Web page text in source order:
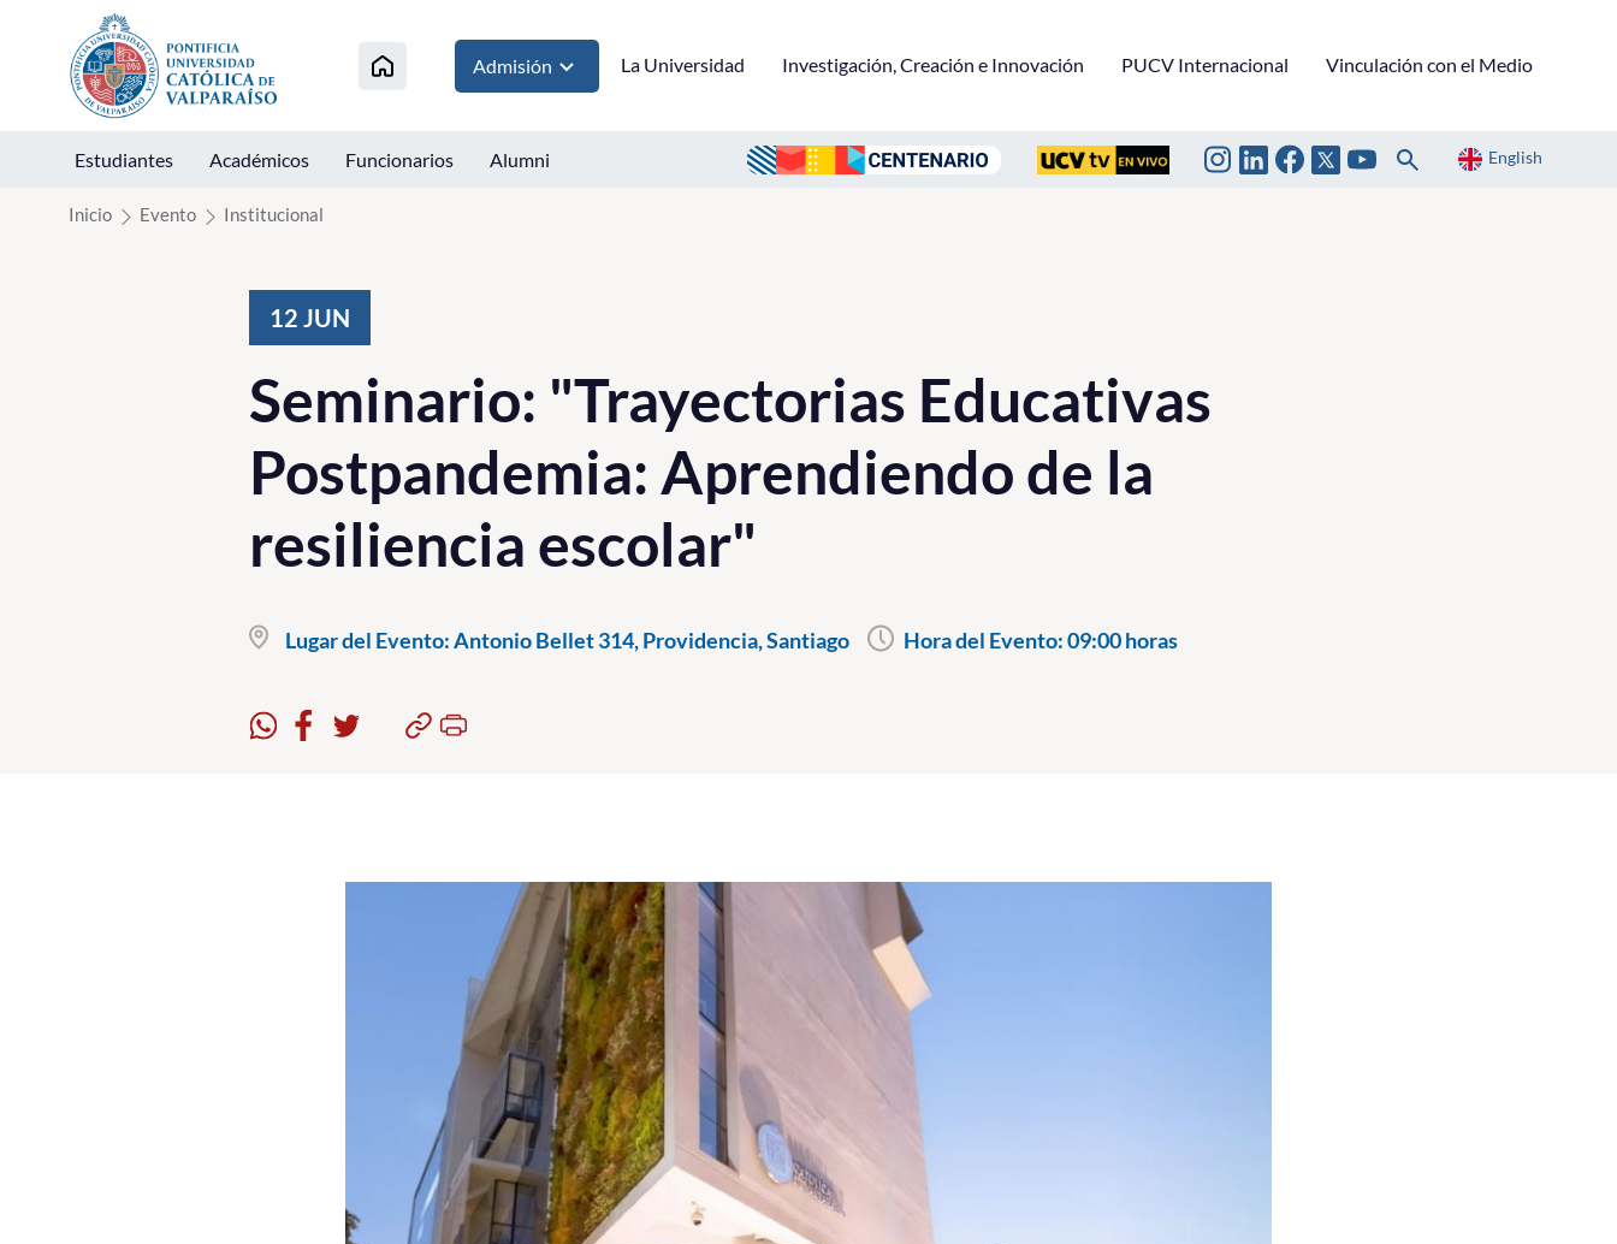
Click acá para ir directamente al contenido
Admisión La Universidad Investigación, Creación e Innovación PUCV Internacional Vinculación con el Medio
Estudiantes Académicos Funcionarios Alumni English
Inicio Evento Institucional
12 JUN
Seminario: "Trayectorias Educativas
Postpandemia: Aprendiendo de la
resiliencia escolar"
Lugar del Evento:Antonio Bellet 314, Providencia, Santiago Hora del Evento:09:00 horas